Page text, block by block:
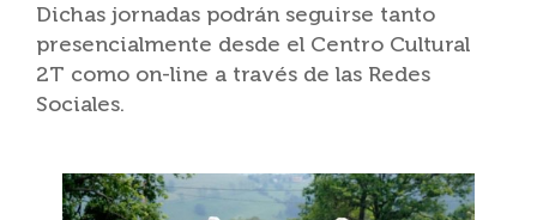
Dichas jornadas podrán seguirse tanto
presencialmente desde el Centro Cultural
2T como on-line a través de las Redes
Sociales.